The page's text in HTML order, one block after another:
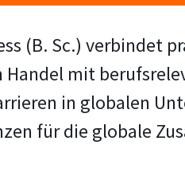
(B. Sc.) verbindet
mit
in globalen
für die globale